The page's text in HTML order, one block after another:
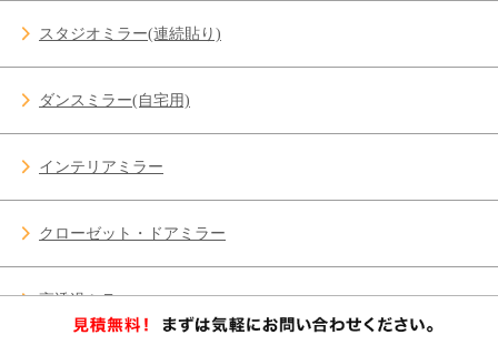
スタジオミラー(連続貼り)
ダンスミラー(自宅用)
インテリアミラー
クローゼット・ドアミラー
高透過ミラー